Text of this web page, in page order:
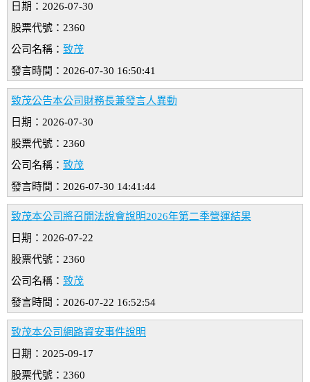
日期：2026-07-30
股票代號：2360
公司名稱： 致茂
發言時間：2026-07-30 16:50:41
致茂公告本公司財務長兼發言人異動
日期：2026-07-30
股票代號：2360
公司名稱： 致茂
發言時間：2026-07-30 14:41:44
致茂本公司將召開法說會說明2026年第二季營運結果
日期：2026-07-22
股票代號：2360
公司名稱： 致茂
發言時間：2026-07-22 16:52:54
致茂本公司網路資安事件說明
日期：2025-09-17
股票代號：2360